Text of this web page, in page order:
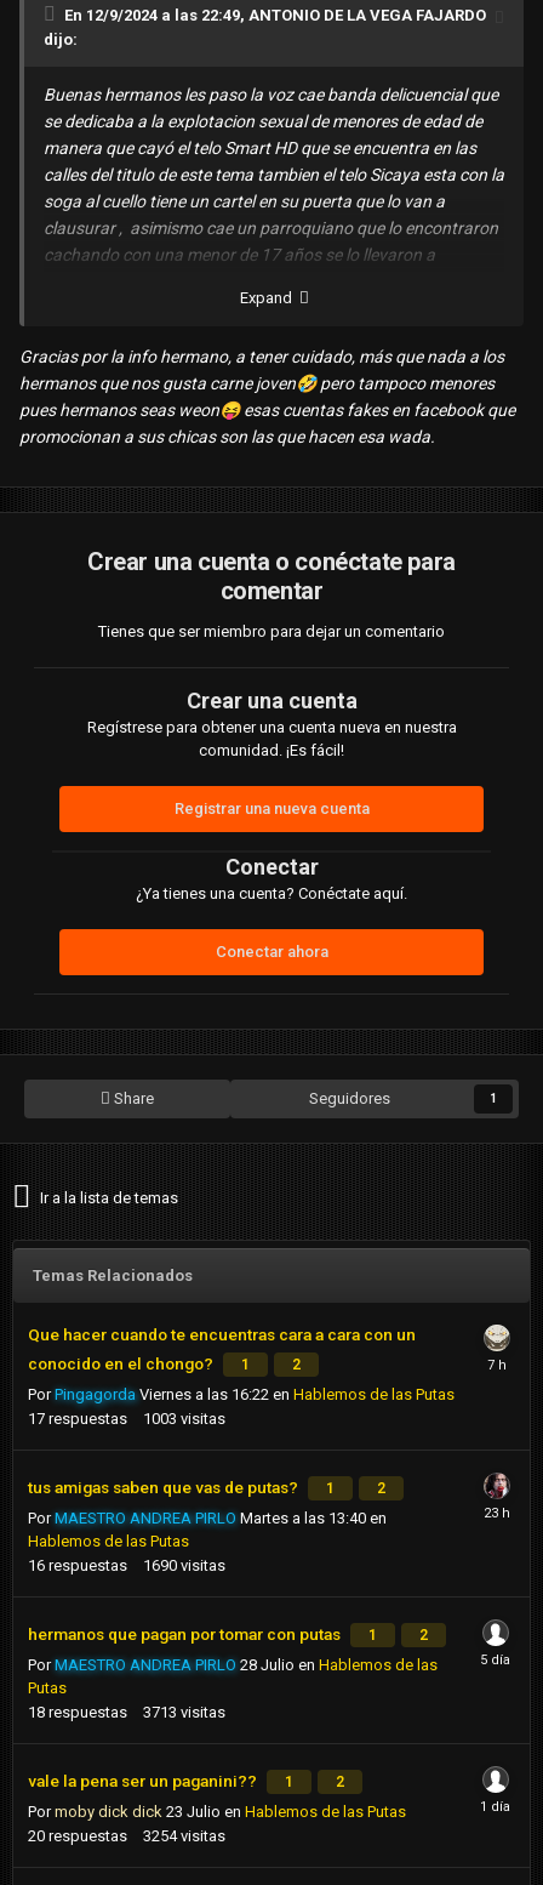
Estais advertidos venaos cuidense y que esto no impida
seguir cachando putas que es lo que mas nos encanta
@wankachero@duroyparejo2020 @IMPERIUS
GUTS @BERSE@Jav123@JULIAN CASABLANCASy a todos
los hermanos de leche puteros x excelencia de Huancayo
https://www.facebook.com/share/r/h1BqRVZQViSF75Yv/?
mibextid=oFDknk
En 12/9/2024 a las 22:49, ANTONIO DE LA VEGA FAJARDO
dijo:
Buenas hermanos les paso la voz cae banda delicuencial que
se dedicaba a la explotacion sexual de menores de edad de
manera que cayó el telo Smart HD que se encuentra en las
calles del titulo de este tema tambien el telo Sicaya esta con la
soga al cuello tiene un cartel en su puerta que lo van a
clausurar , asimismo cae un parroquiano que lo encontraron
cachando con una menor de 17 años se lo llevaron a
palta las camaras de la prensa enfocaron el rostro de este
lado mucha palta , no vaya a ser mi hermano@PEPIN69 que
salio enmarrocao jajajaj .
Hermanos que consumimos independientes en esa zona les
x toda esa zona hay operativos .
seguir cachando putas que es lo que mas nos encanta👹
@duroyparejo2020@IMPERIUS
@BERSE @Jav123@JULIAN CASABLANCASy a todos
https://www.facebook.com/share/r/h1BqRVZQViSF75Yv/?
mibextid=oFDknk
Expand
Gracias por la info hermano, a tener cuidado, más que nada a los
hermanos que nos gusta carne joven🤣pero tampoco menores
pues hermanos seas weon😝esas cuentas fakes en facebook que
promocionan a sus chicas son las que hacen esa wada.
Crear una cuenta o conéctate para
comentar
Tienes que ser miembro para dejar un comentario
Crear una cuenta
Regístrese para obtener una cuenta nueva en nuestra
comunidad. ¡Es fácil!
Registrar una nueva cuenta
Conectar
¿Ya tienes una cuenta? Conéctate aquí.
Conectar ahora
Share Seguidores 1
Ir a la lista de temas
Temas Relacionados
Que hacer cuando te encuentras cara a cara con un
conocido en el chongo?
1 2
PorPingagorda Viernes a las 16:22 en Hablemos de las Putas
17 respuestas 1003 visitas
tus amigas saben que vas de putas? 1 2
PorMAESTRO ANDREA PIRLO Martes a las 13:40 en
Hablemos de las Putas
16 respuestas 1690 visitas
hermanos que pagan por tomar con putas 1 2
PorMAESTRO ANDREA PIRLO 28 Julio en Hablemos de las
Putas
18 respuestas 3713 visitas
vale la pena ser un paganini?? 1 2
Pormoby dick dick 23 Julio en Hablemos de las Putas
20 respuestas 3254 visitas